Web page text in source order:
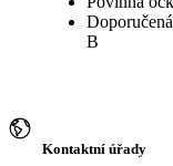
B
Kontaktní úřady